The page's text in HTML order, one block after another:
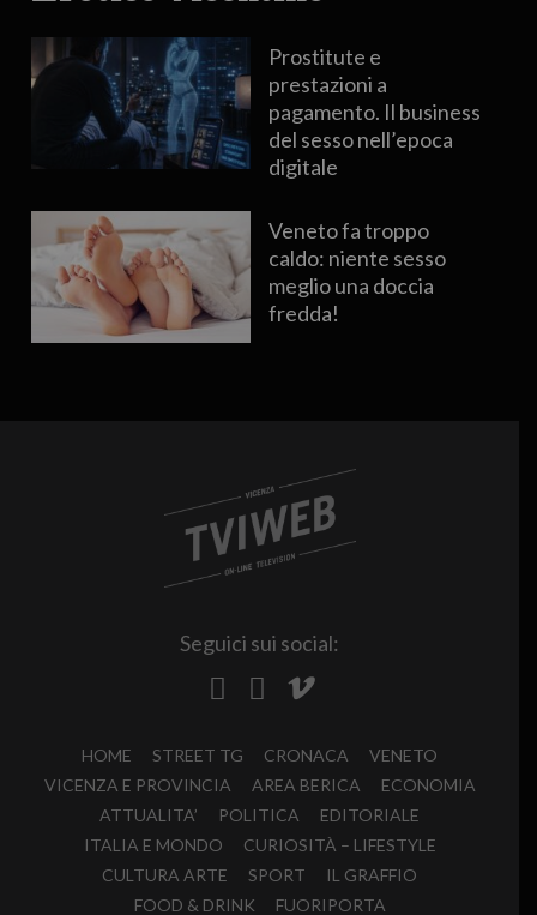
Prostitute e
prestazioni a
pagamento. Il business
del sesso nell’epoca
digitale
Veneto fa troppo
caldo: niente sesso
meglio una doccia
fredda!
Seguici sui social:
HOME STREET TG CRONACA
VENETO
VICENZA E PROVINCIA
AREA BERICA
ECONOMIA
ATTUALITA’
POLITICA
EDITORIALE
ITALIA E MONDO
CURIOSITÀ – LIFESTYLE
CULTURA ARTE
SPORT
IL GRAFFIO
FOOD & DRINK
FUORIPORTA